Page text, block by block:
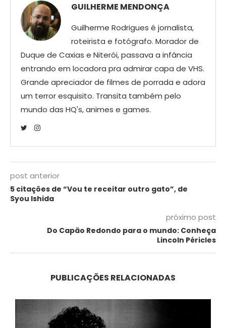
GUILHERME MENDONÇA
Guilherme Rodrigues é jornalista,
roteirista e fotógrafo. Morador de
Duque de Caxias e Niterói, passava a infância
entrando em locadora pra admirar capa de VHS.
Grande apreciador de filmes de porrada e adora
um terror esquisito. Transita também pelo
mundo das HQ's, animes e games.
post anterior
5 citações de “Vou te receitar outro gato”, de
Syou Ishida
próximo post
Do Capão Redondo para o mundo: Conheça
Lincoln Péricles
PUBLICAÇÕES RELACIONADAS